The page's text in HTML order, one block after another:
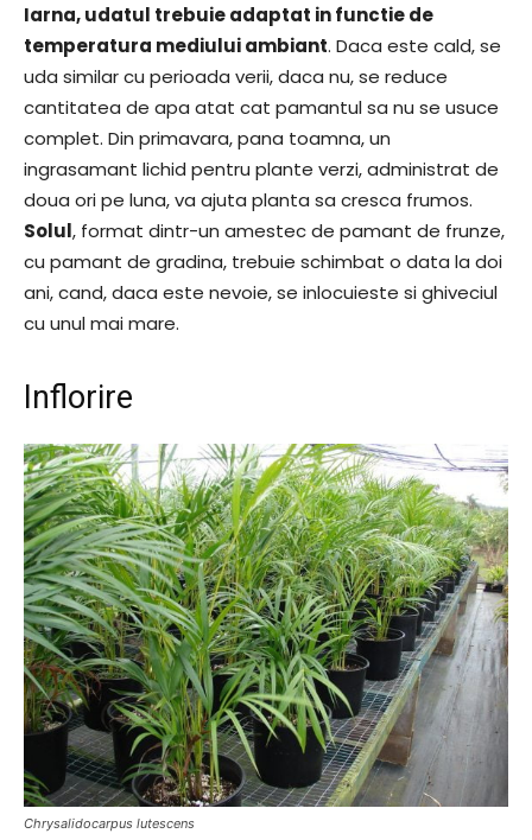
Iarna, udatul trebuie adaptat in functie de
temperatura mediului ambiant. Daca este cald, se
uda similar cu perioada verii, daca nu, se reduce
cantitatea de apa atat cat pamantul sa nu se usuce
complet. Din primavara, pana toamna, un
ingrasamant lichid pentru plante verzi, administrat de
doua ori pe luna, va ajuta planta sa cresca frumos.
Solul, format dintr-un amestec de pamant de frunze,
cu pamant de gradina, trebuie schimbat o data la doi
ani, cand, daca este nevoie, se inlocuieste si ghiveciul
cu unul mai mare.
Inflorire
Chrysalidocarpus lutescens